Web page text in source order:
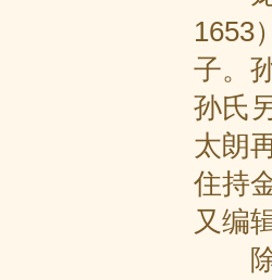
1653
子。
孙氏
太朗
住持
又编
除